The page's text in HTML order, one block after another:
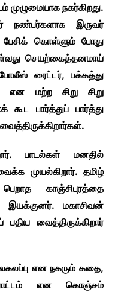
முழுமையாக நகர்கிறது.
நண்பர்களாக இருவர்
கொள்ளும் போது
செயற்கைத்தனமாய்
ரைட்டர், பக்கத்து
என மற்ற சிறு சிறு
கூட பார்த்துப் பார்த்து
பாடல்கள் மனதில்
முயல்கிறார். தமிழ்
காஞ்சிபுரத்தை
இயக்குனர். மகாசிவன்
வைத்திருக்கிறார்
என நகரும் கதை,
என கொஞ்சம்